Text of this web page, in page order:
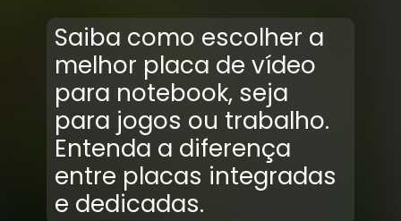
Saiba como escolher a
melhor placa de vídeo
para notebook, seja
para jogos ou trabalho.
Entenda a diferença
entre placas integradas
e dedicadas.